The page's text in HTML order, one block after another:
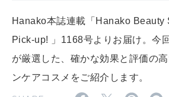
CULTURE
自分を耕す
Hanako本誌連載「Hanako
Pick-up! 」1168号よりお届け。今
が厳選した、確かな効果と評価の
ンケアコスメをご紹介します。